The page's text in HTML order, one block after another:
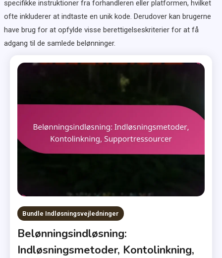
specifikke instruktioner fra forhandleren eller platformen, hvilket
ofte inkluderer at indtaste en unik kode. Derudover kan brugerne
have brug for at opfylde visse berettigelseskriterier for at få
adgang til de samlede belønninger.
Bundle Indløsningsvejledninger
Belønningsindløsning:
Indløsningsmetoder, Kontolinkning,